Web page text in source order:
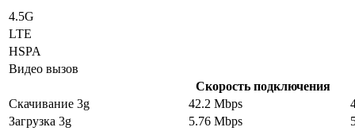
4.5G
LTE
HSPA
Видео вызов
Скорость подключения
Скачивание 3g
42.2 Mbps
Загрузка 3g
5.76 Mbps